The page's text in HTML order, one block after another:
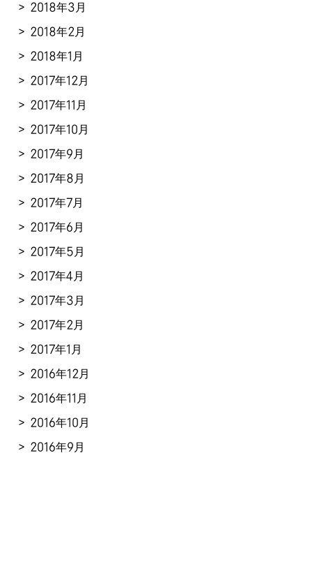
2018年3月
2018年2月
2018年1月
2017年12月
2017年11月
2017年10月
2017年9月
2017年8月
2017年7月
2017年6月
2017年5月
2017年4月
2017年3月
2017年2月
2017年1月
2016年12月
2016年11月
2016年10月
2016年9月